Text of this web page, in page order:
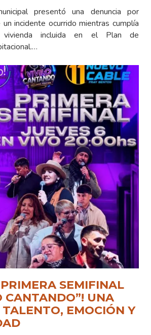
presentó una denuncia por
incidente ocurrido mientras cumplía
incluida en el Plan de
SEMIFINAL
CANTANDO”! UNA
TALENTO, EMOCIÓN Y